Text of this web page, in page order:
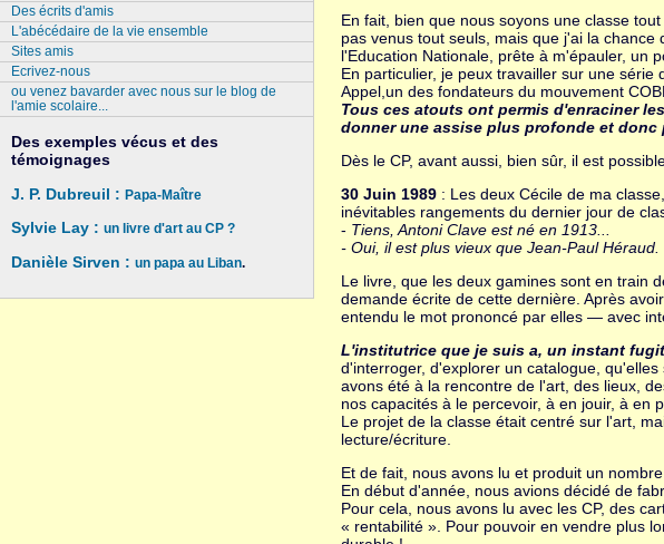
En fait, bien que nous soyons une classe
pas venus tout seuls, mais que j'ai la
l'Education Nationale, prête à m'épauler, un
En particulier, je peux travailler sur une
Appel,un des fondateurs du mouvement
Tous ces atouts ont permis d'enraciner
donner une assise plus profonde et donc
Dès le CP, avant aussi, bien sûr, il est
30 Juin 1989: Les deux Cécile de ma
inévitables rangements du dernier jour de
- Tiens, Antoni Clave est né en 1913...
- Oui, il est plus vieux que Jean-Paul Héraud.
Le livre, que les deux gamines sont en train
demande écrite de cette dernière. Après
entendu le mot prononcé par elles — avec
L'institutrice que je suis a, un instant
d'interroger, d'explorer un catalogue,
avons été à la rencontre de l'art, des lieux,
nos capacités à le percevoir, à en jouir, à en
Le projet de la classe était centré sur l'art,
lecture/écriture.
Et de fait, nous avons lu et produit un
En début d'année, nous avions décidé de
Pour cela, nous avons lu avec les CP, des
« rentabilité ». Pour pouvoir en vendre plus
Des écrits d'amis
L'abécédaire de la vie ensemble
Sites amis
Ecrivez-nous
ou venez bavarder avec nous sur le blog de
l'amie scolaire...
Des exemples vécus et des
témoignages
J. P. Dubreuil : Papa-Maître
Sylvie Lay : un livre d'art au CP ?
Danièle Sirven : un papa au Liban.